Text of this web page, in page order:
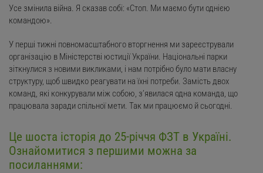
Усе змінила війна. Я сказав собі: «Стоп. Ми маємо бути однією
командою».
У перші тижні повномасштабного вторгнення ми зареєстрували
організацію в Міністерстві юстиції України. Національні парки
зіткнулися з новими викликами, і нам потрібно було мати власну
структуру, щоб швидко реагувати на їхні потреби. Замість двох
команд, які конкурували між собою, з’явилася одна команда, що
працювала заради спільної мети. Так ми працюємо й сьогодні.
Це шоста історія до 25-річчя ФЗТ в Україні.
Ознайомитися з першими можна за
посиланнями: